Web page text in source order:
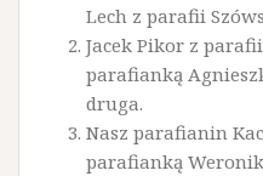
Lech z parafii
Jacek Pikor z
parafianką
druga.
Nasz parafianin
parafianką